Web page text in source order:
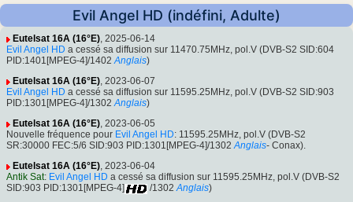
Evil Angel HD (indéfini, Adulte)
Eutelsat 16A (16°E), 2025-06-14
Evil Angel HD a cessé sa diffusion sur 11470.75MHz, pol.V (DVB-S2 SID:604
PID:1401[MPEG-4]/1402 Anglais)
Eutelsat 16A (16°E), 2023-06-07
Evil Angel HD a cessé sa diffusion sur 11595.25MHz, pol.V (DVB-S2 SID:903
PID:1301[MPEG-4]/1302 Anglais)
Eutelsat 16A (16°E), 2023-06-05
Nouvelle fréquence pour Evil Angel HD: 11595.25MHz, pol.V (DVB-S2
SR:30000 FEC:5/6 SID:903 PID:1301[MPEG-4]/1302 Anglais- Conax).
Eutelsat 16A (16°E), 2023-06-04
Antik Sat: Evil Angel HD a cessé sa diffusion sur 11595.25MHz, pol.V (DVB-S2
SID:903 PID:1301[MPEG-4]
/1302 Anglais)